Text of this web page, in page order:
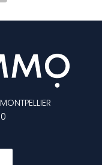
MONTPELLIER